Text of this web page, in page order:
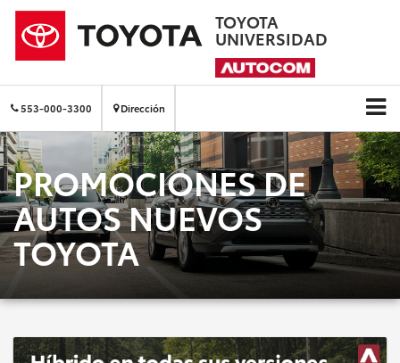
TOYOTA
UNIVERSIDAD
553-000-3300 Dirección
PROMOCIONES DE
AUTOS NUEVOS
TOYOTA